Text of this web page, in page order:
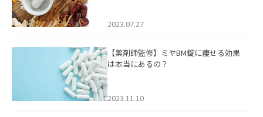
2023.07.27
【薬剤師監修】ミヤBM錠に痩せる効果
は本当にあるの？
2023.11.10